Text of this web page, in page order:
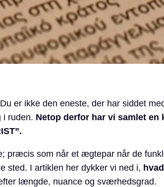
er ikke den eneste, der har siddet
i ruden. Netop derfor har vi samlet
præcis som når et ægtepar når de
sted. I artiklen her dykker vi ned i,
længde, nuance og sværhedsgrad.